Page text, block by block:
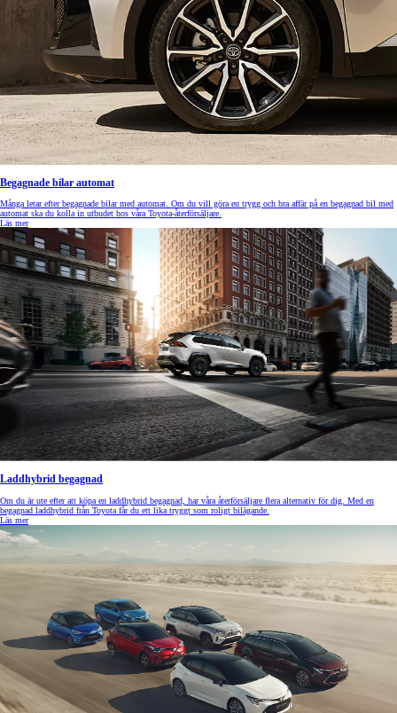
Begagnade bilar automat
Många letar efter begagnade bilar med automat. Om du vill göra en trygg och bra affär på en begagnad bil med
automat ska du kolla in utbudet hos våra Toyota-återförsäljare.
Läs mer
Laddhybrid begagnad
Om du är ute efter att köpa en laddhybrid begagnad, har våra återförsäljare flera alternativ för dig. Med en
begagnad laddhybrid från Toyota får du ett lika tryggt som roligt bilägande.
Läs mer